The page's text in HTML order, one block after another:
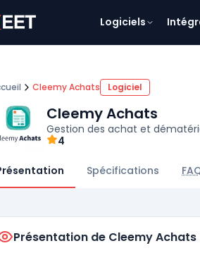
Logiciels
Cleemy Achats Logiciel
Cleemy Achats
Gestion des achat et
4
Spécifications
Présentation de Cleemy Achats